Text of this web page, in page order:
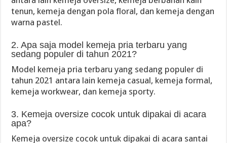
tenun, kemeja dengan pola floral, dan kemeja dengan
warna pastel.
2. Apa saja model kemeja pria terbaru yang
sedang populer di tahun 2021?
Model kemeja pria terbaru yang sedang populer di
tahun 2021 antara lain kemeja casual, kemeja formal,
kemeja workwear, dan kemeja sporty.
3. Kemeja oversize cocok untuk dipakai di acara
apa?
Kemeja oversize cocok untuk dipakai di acara santai